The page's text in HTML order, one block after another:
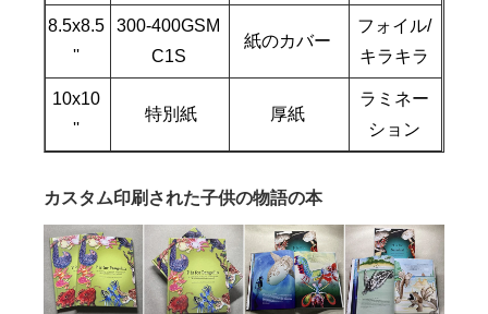
8.5x8.5
''
300-400GSM
C1S
紙のカバー
フォイル/
キラキラ
10x10
''
特別紙 厚紙
ラミネー
ション
カスタム印刷された子供の物語の本